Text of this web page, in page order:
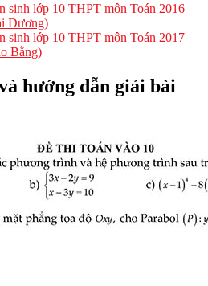
sinh lớp 10 THPT môn Toán 2016–
Dương)
sinh lớp 10 THPT môn Toán 2017–
Bằng)
hướng dẫn giải bài